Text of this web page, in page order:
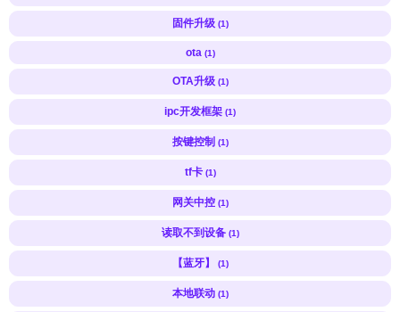
固件升级 (1)
ota (1)
OTA升级 (1)
ipc开发框架 (1)
按键控制 (1)
tf卡 (1)
网关中控 (1)
读取不到设备 (1)
【蓝牙】 (1)
本地联动 (1)